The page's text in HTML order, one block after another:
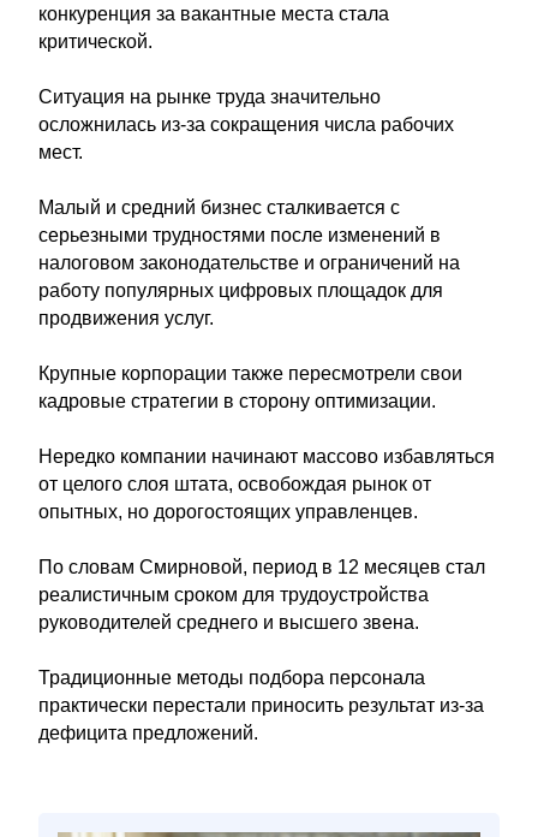
конкуренция за вакантные места стала
критической.
Ситуация на рынке труда значительно
осложнилась из-за сокращения числа рабочих
мест.
Малый и средний бизнес сталкивается с
серьезными трудностями после изменений в
налоговом законодательстве и ограничений на
работу популярных цифровых площадок для
продвижения услуг.
Крупные корпорации также пересмотрели свои
кадровые стратегии в сторону оптимизации.
Нередко компании начинают массово избавляться
от целого слоя штата, освобождая рынок от
опытных, но дорогостоящих управленцев.
По словам Смирновой, период в 12 месяцев стал
реалистичным сроком для трудоустройства
руководителей среднего и высшего звена.
Традиционные методы подбора персонала
практически перестали приносить результат из-за
дефицита предложений.